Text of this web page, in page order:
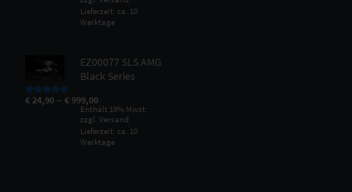
Lieferzeit: ca. 10
Werktage
EZ00077 SLS AMG
Black Series
Bewertet mit
von 5
€ 24,90 –€ 999,00
Enthält 19% Mwst.
zzgl.Versand
Lieferzeit: ca. 10
Werktage